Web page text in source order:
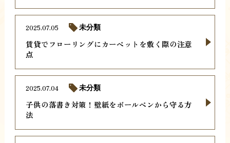
賃貸でフローリングにカーペットを敷く際の注意
点
2025.07.05 未分類
子供の落書き対策！壁紙をボールペンから守る方
法
2025.07.04 未分類